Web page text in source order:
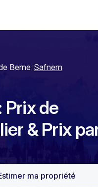
Berne/Safnern
Prix de
& Prix par
ma propriété